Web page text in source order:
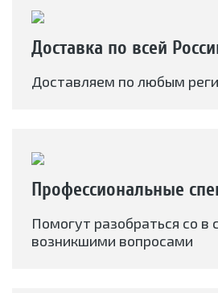
Доставка по всей
Доставляем по любым
Профессиональные
Помогут разобраться со в
возникшими вопросами